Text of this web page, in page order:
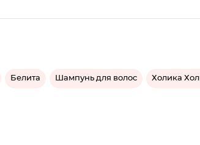
Белита Шампунь для волос Холика